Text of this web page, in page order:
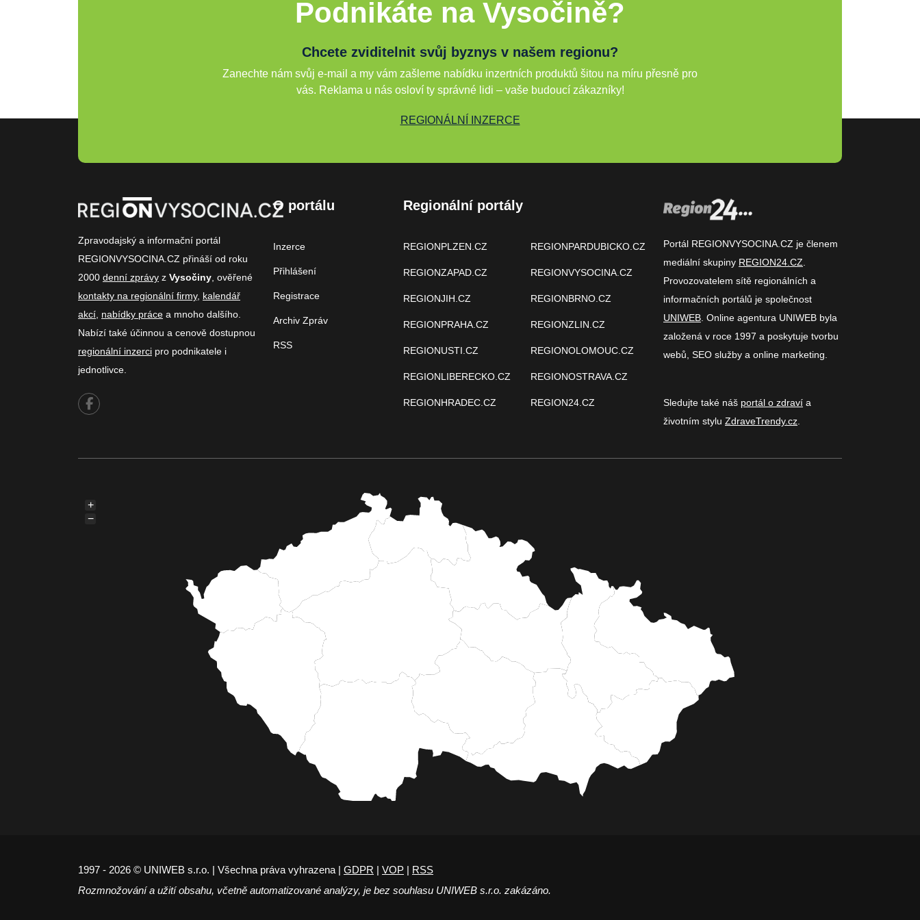
Podnikáte na Vysočině?
Chcete zviditelnit svůj byznys v našem regionu?
Zanechte nám svůj e-mail a my vám zašleme nabídku inzertních produktů šitou na míru přesně pro
vás. Reklama u nás osloví ty správné lidi – vaše budoucí zákazníky!
REGIONÁLNÍ INZERCE
Zpravodajský a informační portál
REGIONVYSOCINA.CZ přináší od roku
2000 denní zprávy z Vysočiny , ověřené
kontakty na regionální firmy, kalendář
akcí nabídky práce a mnoho dalšího.
Nabízí také účinnou a cenově dostupnou
regionální inzerci pro podnikatele i
jednotlivce.
O portálu
Inzerce
Přihlášení
Registrace
Archiv Zpráv
RSS
Regionální portály
REGIONPLZEN.CZ
REGIONZAPAD.CZ
REGIONJIH.CZ
REGIONPRAHA.CZ
REGIONUSTI.CZ
REGIONLIBERECKO.CZ
REGIONHRADEC.CZ
REGIONPARDUBICKO.CZ
REGIONVYSOCINA.CZ
REGIONBRNO.CZ
REGIONZLIN.CZ
REGIONOLOMOUC.CZ
REGIONOSTRAVA.CZ
REGION24.CZ
Portál REGIONVYSOCINA.CZ je členem
mediální skupiny REGION24.CZ
Provozovatelem sítě regionálních a
informačních portálů je společnost
UNIWEB . Online agentura UNIWEB byla
založená v roce 1997 a poskytuje tvorbu
webů, SEO služby a online marketing.
Sledujte také náš portál o zdraví a
životním stylu ZdraveTrendy.cz
+
−
1997 - 2026 © UNIWEB s.r.o. | Všechna práva vyhrazena | GDPR | VOP | RSS
Rozmnožování a užití obsahu, včetně automatizované analýzy, je bez souhlasu UNIWEB s.r.o. zakázáno.